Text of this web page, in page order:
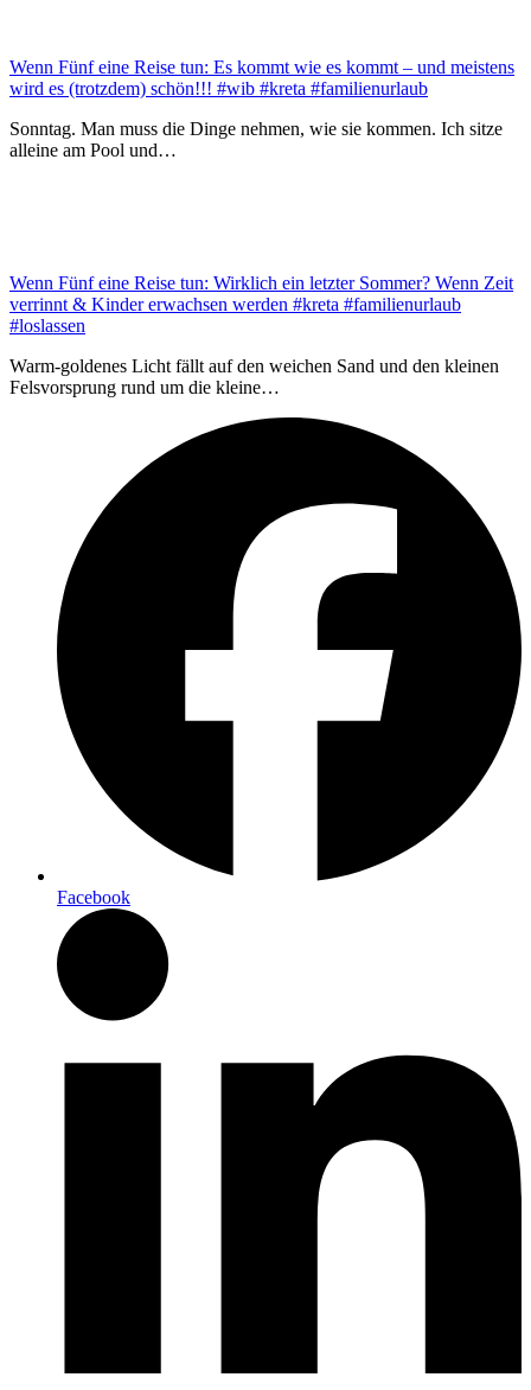
Wenn Fünf eine Reise tun: Es kommt wie es kommt – und meistens
wird es (trotzdem) schön!!! #wib #kreta #familienurlaub
Sonntag. Man muss die Dinge nehmen, wie sie kommen. Ich sitze
alleine am Pool und…
Wenn Fünf eine Reise tun: Wirklich ein letzter Sommer? Wenn Zeit
verrinnt & Kinder erwachsen werden #kreta #familienurlaub
#loslassen
Warm-goldenes Licht fällt auf den weichen Sand und den kleinen
Felsvorsprung rund um die kleine…
Facebook